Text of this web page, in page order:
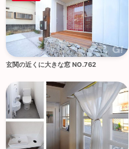
玄関の近くに大きな窓 NO.762